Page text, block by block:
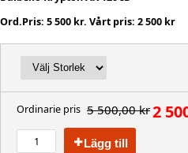
Ord.Pris: 5 500 kr. Vårt pris: 2 500 kr
Ordinarie pris 5 500,00 kr2
Lägg till